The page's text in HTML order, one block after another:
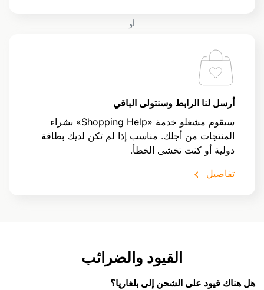
أو
أرسل لنا الرابط وسنتولى الباقي
سيقوم مشغلو خدمة «Shopping Help» بشراء
المنتجات من أجلك. مناسب إذا لم تكن لديك بطاقة
دولية أو كنت تخشى الخطأ.
تفاصيل
القيود والضرائب
هل هناك قيود على الشحن إلى بلغاريا؟